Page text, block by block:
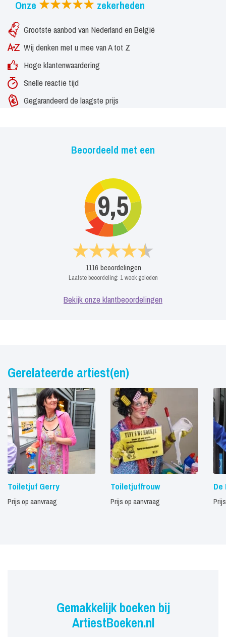
Onze zekerheden
Grootste aanbod van Nederland en België
Wij denken met u mee van A tot Z
Hoge klantenwaardering
Snelle reactie tijd
Gegarandeerd de laagste prijs
Beoordeeld met een
9,5
1116 beoordelingen
Laatste beoordeling: 1 week geleden
Bekijk onze klantbeoordelingen
Gerelateerde artiest(en)
Toiletjuf Gerry
Prijs op aanvraag
Toiletjuffrouw
Prijs op aanvraag
Gemakkelijk boeken bij
ArtiestBoeken.nl